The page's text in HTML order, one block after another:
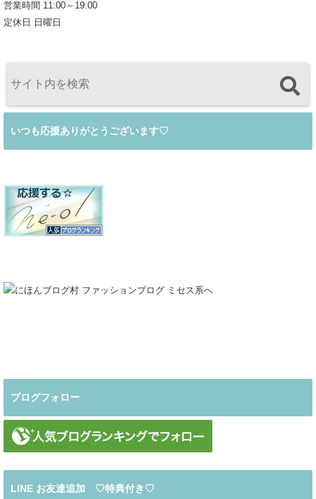
営業時間 11:00～19:00
定休日 日曜日
いつも応援ありがとうございます♡
ブログフォロー
LINE お友達追加 ♡特典付き♡